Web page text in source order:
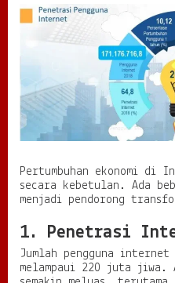
Pertumbuhan ekonomi di
secara kebetulan. Ada
menjadi pendorong
1. Penetrasi
Jumlah pengguna
melampaui 220 juta jiwa.